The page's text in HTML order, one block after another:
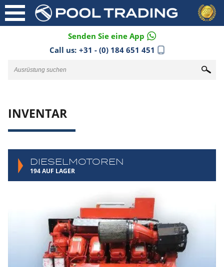
Senden Sie eine App
Call us: +31 - (0) 184 651 451
INVENTAR
DIESELMOTOREN
194 AUF LAGER